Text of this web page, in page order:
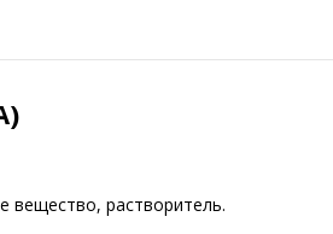
вещество, растворитель.